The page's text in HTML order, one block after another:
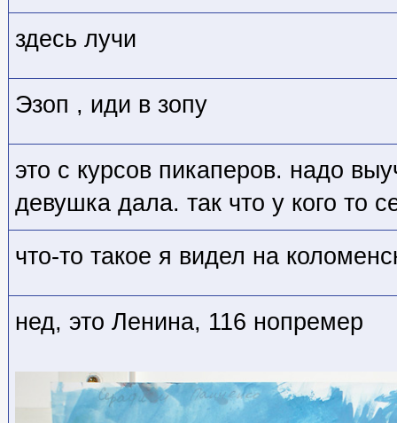
здесь лучи
Эзоп , иди в зопу
это с курсов пикаперов. надо
девушка дала. так что у кого то
что-то такое я видел на
нед, это Ленина, 116 нопремер